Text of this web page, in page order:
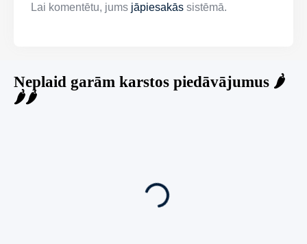
Lai komentētu, jums jāpiesakās sistēmā.
Neplaid garām karstos piedāvājumus 🌶️
🌶️🌶️
80 Ha Daudzfunkcionāls Investīciju Īpašums-
Zivju Audzētava, Brīvdienu Mājas, Briežu Dārzs